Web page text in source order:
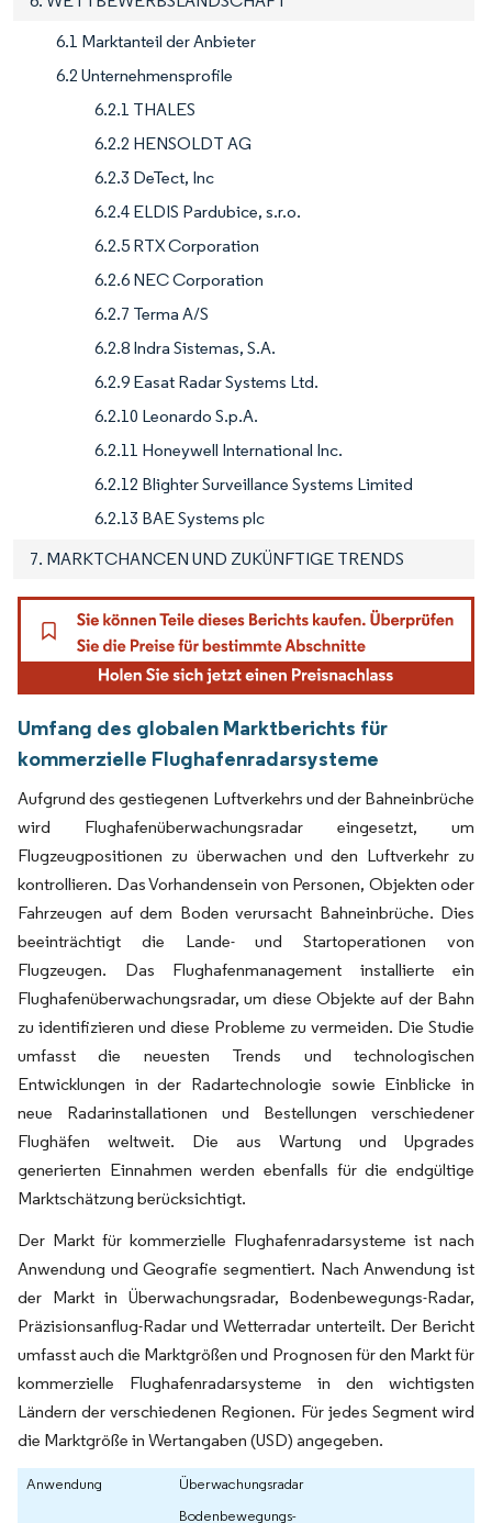
6.1 Marktanteil der Anbieter
6.2 Unternehmensprofile
6.2.1 THALES
6.2.2 HENSOLDT AG
6.2.3 DeTect, Inc
6.2.4 ELDIS Pardubice, s.r.o.
6.2.5 RTX Corporation
6.2.6 NEC Corporation
6.2.7 Terma A/S
6.2.8 Indra Sistemas, S.A.
6.2.9 Easat Radar Systems Ltd.
6.2.10 Leonardo S.p.A.
6.2.11 Honeywell International Inc.
6.2.12 Blighter Surveillance Systems Limited
6.2.13 BAE Systems plc
7. MARKTCHANCEN UND ZUKÜNFTIGE TRENDS
Umfang des globalen Marktberichts für
kommerzielle Flughafenradarsysteme
Aufgrund des gestiegenen Luftverkehrs und der Bahneinbrüche
wird Flughafenüberwachungsradar eingesetzt, um
Flugzeugpositionen zu überwachen und den Luftverkehr zu
kontrollieren. Das Vorhandensein von Personen, Objekten oder
Fahrzeugen auf dem Boden verursacht Bahneinbrüche. Dies
beeinträchtigt die Lande- und Startoperationen von
Flugzeugen. Das Flughafenmanagement installierte ein
Flughafenüberwachungsradar, um diese Objekte auf der Bahn
zu identifizieren und diese Probleme zu vermeiden. Die Studie
umfasst die neuesten Trends und technologischen
Entwicklungen in der Radartechnologie sowie Einblicke in
neue Radarinstallationen und Bestellungen verschiedener
Flughäfen weltweit. Die aus Wartung und Upgrades
generierten Einnahmen werden ebenfalls für die endgültige
Marktschätzung berücksichtigt.
Der Markt für kommerzielle Flughafenradarsysteme ist nach
Anwendung und Geografie segmentiert. Nach Anwendung ist
der Markt in Überwachungsradar, Bodenbewegungs-Radar,
Präzisionsanflug-Radar und Wetterradar unterteilt. Der Bericht
umfasst auch die Marktgrößen und Prognosen für den Markt für
kommerzielle Flughafenradarsysteme in den wichtigsten
Ländern der verschiedenen Regionen. Für jedes Segment wird
die Marktgröße in Wertangaben (USD) angegeben.
Anwendung
Überwachungsradar
Bodenbewegungs-